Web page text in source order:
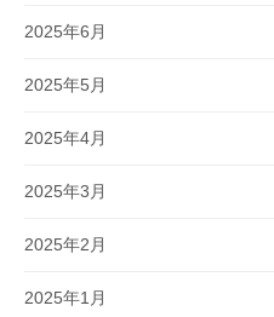
2025年6月
2025年5月
2025年4月
2025年3月
2025年2月
2025年1月